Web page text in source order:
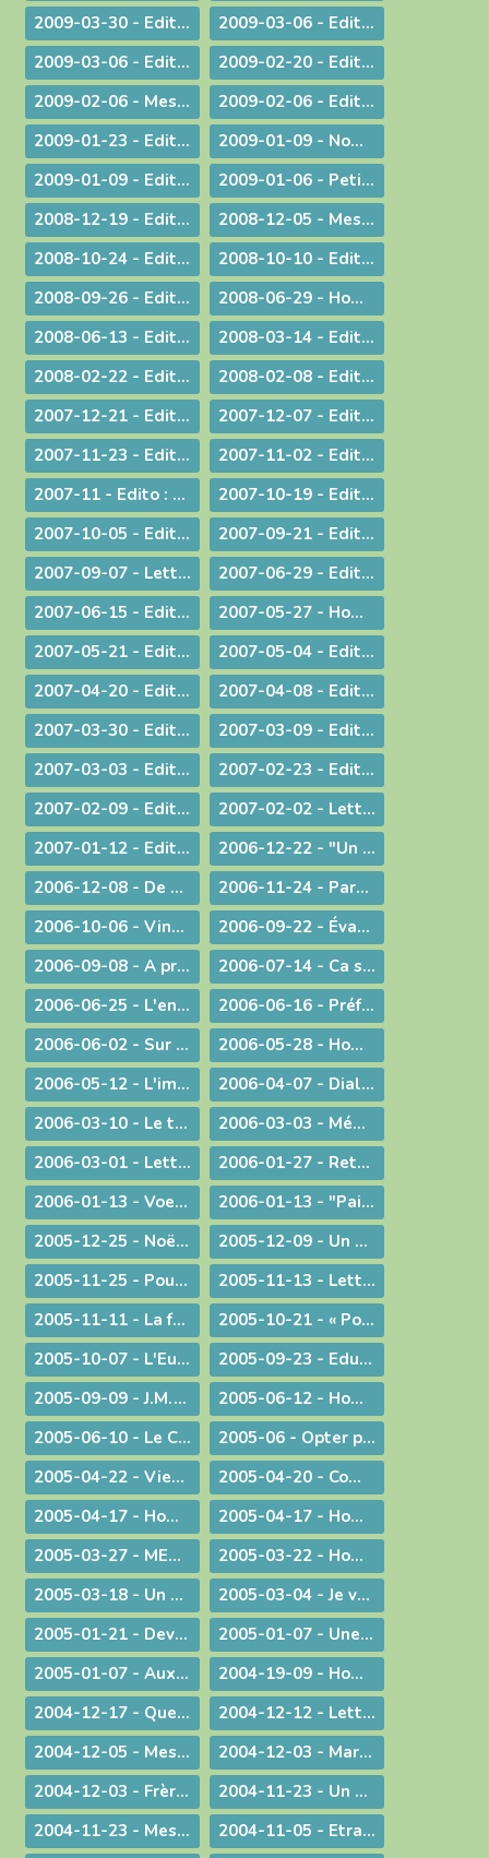
2009-03-30 - ­Edito : Le choc de la dif­fé­rence
2009-03-06 - Edito : L'impact universel de nos responsabilités individuelles
2009-03-06 - Edito : Donner
2009-02-20 - Edito : Le droit de vivre !
2009-02-06 - Message aux diocésains à propos de la levée des excommunications des quatre évêques de la Fraternité Saint Pie X
2009-02-06 - Edito : Un nouveau pas sur la route de l'évangélisation
2009-01-23 - Edito : Une prière sans parole
2009-01-09 - Nomination : le P. S. Bataille, futur Supérieur du Séminaire Français de Rome
2009-01-09 - Edito : Sur les traces de saint Paul : le Forum de l'évangélisation
2009-01-06 - Petit guide de lecture de l'encylique « L'ÉGLISE VIT DE L'EUCHARISTIE »
2008-12-19 - Edito : Noël ou l'humilité de Dieu
2008-12-05 - Message pour le Jubilé du Saint Curé d'Ars
2008-10-24 - Edito : Rendez à César... rendez à Dieu...
2008-10-10 - Edito : La Parole de Dieu et la marche du monde
2008-09-26 - Edito : L'Eglise en France, une nouvelle fois visitée
2008-06-29 - Homélie pour les ordinations
2008-06-13 - Edito : Dialogue interreligieux : Le sens de la liberté religieuse
2008-03-14 - Edito : Là où se trouve Dieu... là se trouve l'avenir
2008-02-22 - Edito : Le regard de la foi
2008-02-08 - Edito : Quelle unité ?
2007-12-21 - Edito : Noël : Souffler sur les braises de l'espérance !
2007-12-07 - Edito : Anne-Lorraine - Sa résistance lui a coûté la vie !
2007-11-23 - Edito : La remise des Actes : une démarche liturgique
2007-11-02 - Edito : La remise d'un livre : une démarche diocésaine
2007-11 - Edito : A propos du Téléthon 2007
2007-10-19 - Edito : Discerner
2007-10-05 - Edito : Des temps nouveaux pour l'Evangile "Passons aux Actes !"
2007-09-21 - Edito : L'amour du plus faible
2007-09-07 - Lettre aux prêtres à propos du Motu Proprio
2007-06-29 - Edito : Merci à vous, prêtres nouvellement nommés
2007-06-15 - Edito : A propos des "sans papiers"
2007-05-27 - Homélie de Confirmation - Pentecôte
2007-05-21 - Edito : Justice, jugement et miséricorde
2007-05-04 - Edito : Au service des vocations sacerdotales : une journée inédite !
2007-04-20 - Edito : Une citoyenneté responsable
2007-04-08 - Edito : Un baptême pas comme les autres - Pâques 2007
2007-03-30 - Edito : A la veille des élections / A propos des élections présidentielles et législatives
2007-03-09 - Edito : Double "fil de vie" - Un aspect de la liturgie du Carême
2007-03-03 - Edito : Le chemin de la filialié
2007-02-23 - Edito : "Il faut que le monde sache..." Conversion et Mission
2007-02-09 - Edito : "Je suis allée essayer mon cercueil !"
2007-02-02 - Lettre aux prêtres et aux diacres
2007-01-12 - Edito : Le Gange et l'Himalaya
2006-12-22 - "Un Sauveur vous est né !"
2006-12-08 - De Ratisbonne à Ankara, un dialogue ininterrompu
2006-11-24 - Parentalité
2006-10-06 - Vingt ans déjà !
2006-09-22 - Évangéliser : aller au large !
2006-09-08 - A propos du Liban
2006-07-14 - Ca se passe en France !
2006-06-25 - L'enjeu de toute existence : trouver Le chemin !
2006-06-16 - Préférer le bonheur à la vérité ?
2006-06-02 - Sur les pas de Jean-Paul II
2006-05-28 - Homélie à la messe télévisée à Notre-Dame de Bourg
2006-05-12 - L'immigration
2006-04-07 - Dialogue interreligieux
2006-03-10 - Le trésor de la foi
2006-03-03 - Méditation sur l'Evangile du 4° dimanche de Carême 2006
2006-03-01 - Lettre aux prêtres et aux diacres
2006-01-27 - Retour aux origines
2006-01-13 - Voeux... pour aujourd'hui
2006-01-13 - "Paix sur la terre !"
2005-12-25 - Noël : la nouveauté chrétienne
2005-12-09 - Un modèle de persévérance dans l'élaboration d'une loi
2005-11-25 - Pour une laïcité constructive
2005-11-13 - Lettre aux prêtres et aux diacres
2005-11-11 - La faiblesse au service d'une cause
2005-10-21 - « Pour de nouveaux modes de vie ! »
2005-10-07 - L'Eucharistie, source de la transformation des cœurs et du monde
2005-09-23 - Eduquer
2005-09-09 - J.M.J. du souvenir à l'avenir !
2005-06-12 - Homélie pour des ordinations diaconales
2005-06-10 - Le Curé d'Ars chez le Pape !
2005-06 - Opter pour l'avenir
2005-04-22 - Viens Esprit-Saint !
2005-04-20 - Communiqué à l'occasion de l'élection du Pape Benoît XVI
2005-04-17 - Homélie pour la journée des vocations
2005-04-17 - Homélie pour la journée des vocations
2005-03-27 - MESSAGE PASCAL 2005 : Marcher avec nos jambes !
2005-03-22 - Homélie pour la messe chrismale
2005-03-18 - Un degré de plus !
2005-03-04 - Je vais devenir plus pratiquant
2005-01-21 - Devant l'absurde
2005-01-07 - Une conscience planétaire
2005-01-07 - Aux portes du bonheur !
2004-19-09 - Homélie pour la Messe retransmise par la télévision depuis l'abbatiale d'Ambronay
2004-12-17 - Quelle Famille ?
2004-12-12 - Lettre aux prêtres
2004-12-05 - Message lors de la Messe d'au revoir à St-Didier-sur-Chalaronne
2004-12-03 - Marie, le premier tabernacle de l'histoire
2004-12-03 - Frère Gabriel Taborin, à l'école de la Sainte Famille
2004-11-23 - Un peu d'air frais !
2004-11-23 - Message lors du coup d'envoi pour les JMJ !
2004-11-05 - Etranges, surprenantes Béatitudes